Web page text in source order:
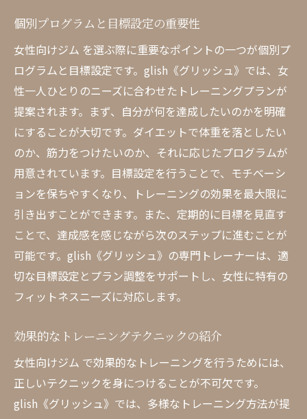
個別プログラムと目標設定の重要性
女性向けジム を選ぶ際に重要なポイントの一つが個別プ
ログラムと目標設定です。glish《グリッシュ》では、女
性一人ひとりのニーズに合わせたトレーニングプランが
提案されます。まず、自分が何を達成したいのかを明確
にすることが大切です。ダイエットで体重を落としたい
のか、筋力をつけたいのか、それに応じたプログラムが
用意されています。目標設定を行うことで、モチベーシ
ョンを保ちやすくなり、トレーニングの効果を最大限に
引き出すことができます。また、定期的に目標を見直す
ことで、達成感を感じながら次のステップに進むことが
可能です。glish《グリッシュ》の専門トレーナーは、適
切な目標設定とプラン調整をサポートし、女性に特有の
フィットネスニーズに対応します。
効果的なトレーニングテクニックの紹介
女性向けジム で効果的なトレーニングを行うためには、
正しいテクニックを身につけることが不可欠です。
glish《グリッシュ》では、多様なトレーニング方法が提